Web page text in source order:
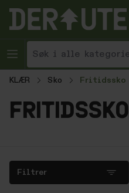
Hopp til innhold
KLÆR Sko Fritidssko
fritidssko
Filtrer